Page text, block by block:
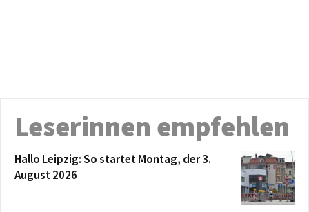
Leserinnen empfehlen
Hallo Leipzig: So startet Montag, der 3.
August 2026